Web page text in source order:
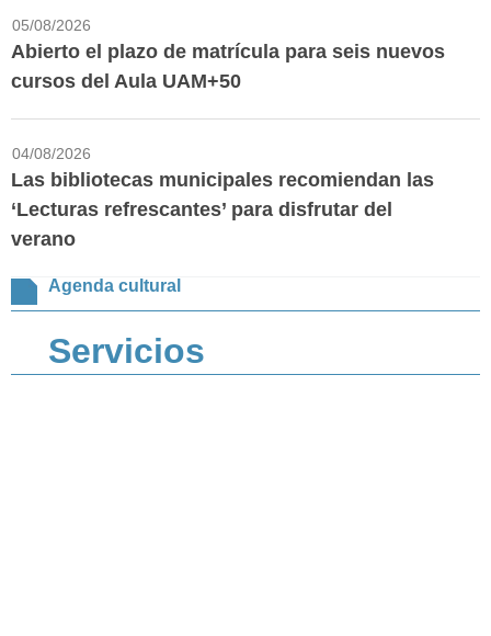
05/08/2026
Abierto el plazo de matrícula para seis nuevos
cursos del Aula UAM+50
04/08/2026
Las bibliotecas municipales recomiendan las
‘Lecturas refrescantes’ para disfrutar del
verano
Agenda cultural
Servicios